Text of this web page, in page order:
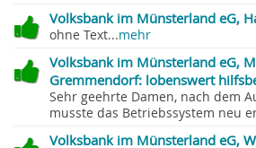
Volksbank im Münsterland eG,
ohne Text...mehr
Volksbank im Münsterland eG,
Gremmendorf: lobenswert
Sehr geehrte Damen, nach dem
musste das Betriebssystem neu
Volksbank im Münsterland eG,